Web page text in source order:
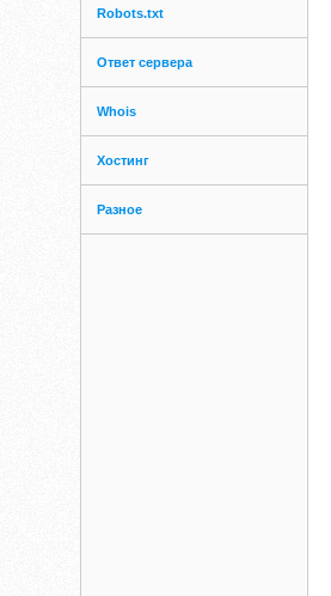
Robots.txt
Ответ сервера
Whois
Хостинг
Разное